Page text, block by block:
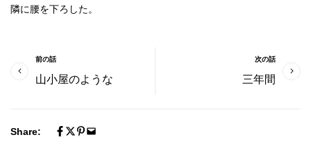
隣に腰を下ろした。
前の話
山小屋のような
次の話
三年間
Share: